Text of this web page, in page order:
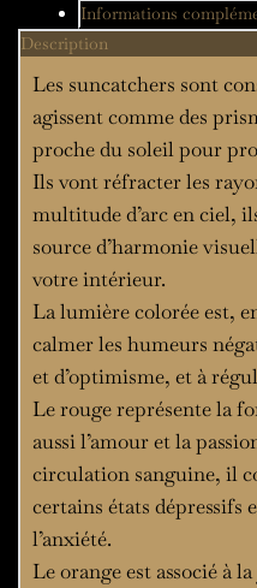
Informations
Description
Les suncatchers sont
agissent comme des
proche du soleil pour
Ils vont réfracter les
multitude d’arc en ciel,
source d’harmonie
votre intérieur.
La lumière colorée est,
calmer les humeurs
et d’optimisme, et à
Le rouge représente la
aussi l’amour et la
circulation sanguine, il
certains états dépressifs
l’anxiété.
Le orange est associé à